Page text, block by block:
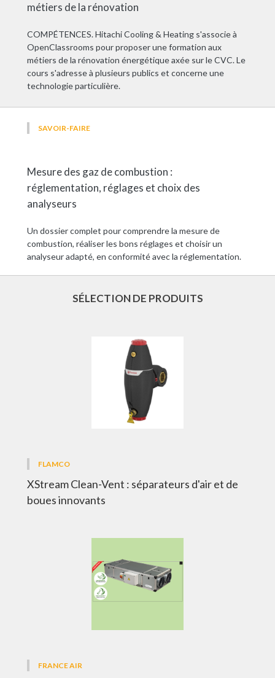
métiers de la rénovation
COMPÉTENCES. Hitachi Cooling & Heating s'associe à
OpenClassrooms pour proposer une formation aux
métiers de la rénovation énergétique axée sur le CVC. Le
cours s'adresse à plusieurs publics et concerne une
technologie particulière.
SAVOIR-FAIRE
Mesure des gaz de combustion :
réglementation, réglages et choix des
analyseurs
Un dossier complet pour comprendre la mesure de
combustion, réaliser les bons réglages et choisir un
analyseur adapté, en conformité avec la réglementation.
SÉLECTION DE PRODUITS
FLAMCO
XStream Clean-Vent : séparateurs d'air et de
boues innovants
FRANCE AIR